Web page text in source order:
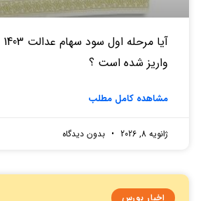
واریز شده است ؟
مشاهده کامل مطلب
ژانویه 8, 2026 بدون دیدگاه
اخبار بورس